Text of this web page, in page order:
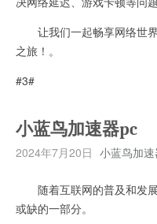
让我们一起畅享网络世界
之旅！。
#3#
小蓝鸟加速器pc
2024年7月20日 小蓝鸟加速
随着互联网的普及和发展
或缺的一部分。